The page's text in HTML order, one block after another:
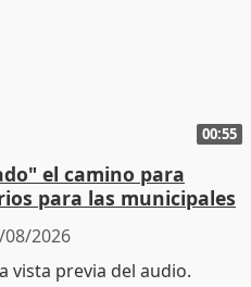
00:55
el camino para
para las municipales
08/2026